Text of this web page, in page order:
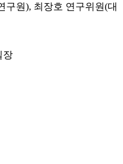
구원), 최장호 연구위원(대
장